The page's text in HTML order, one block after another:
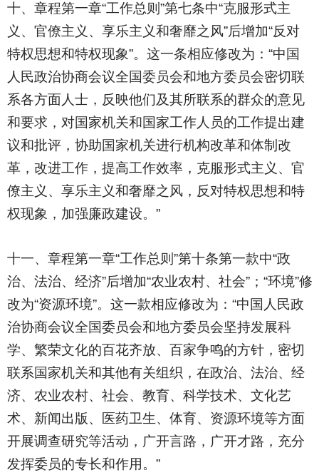
十、章程第一章“工作总则”第七条中“克服形式主
义、官僚主义、享乐主义和奢靡之风”后增加“反对
特权思想和特权现象”。这一条相应修改为：“中国
人民政治协商会议全国委员会和地方委员会密切联
系各方面人士，反映他们及其所联系的群众的意见
和要求，对国家机关和国家工作人员的工作提出建
议和批评，协助国家机关进行机构改革和体制改
革，改进工作，提高工作效率，克服形式主义、官
僚主义、享乐主义和奢靡之风，反对特权思想和特
权现象，加强廉政建设。”
十一、章程第一章“工作总则”第十条第一款中“政
治、法治、经济”后增加“农业农村、社会”；“环境”修
改为“资源环境”。这一款相应修改为：“中国人民政
治协商会议全国委员会和地方委员会坚持发展科
学、繁荣文化的百花齐放、百家争鸣的方针，密切
联系国家机关和其他有关组织，在政治、法治、经
济、农业农村、社会、教育、科学技术、文化艺
术、新闻出版、医药卫生、体育、资源环境等方面
开展调查研究等活动，广开言路，广开才路，充分
发挥委员的专长和作用。”